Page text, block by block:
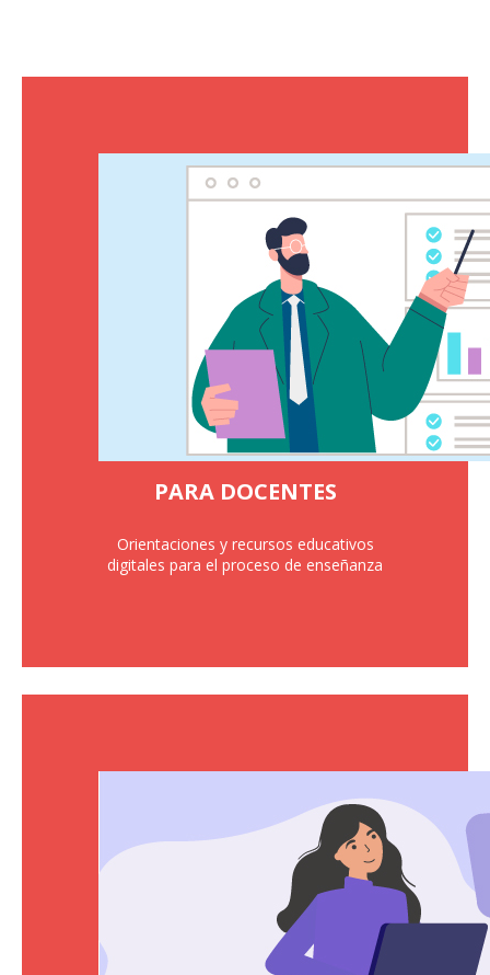
PARA DOCENTES
Orientaciones y recursos educativos
digitales para el proceso de enseñanza